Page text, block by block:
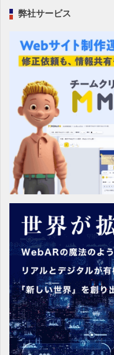
弊社サービス